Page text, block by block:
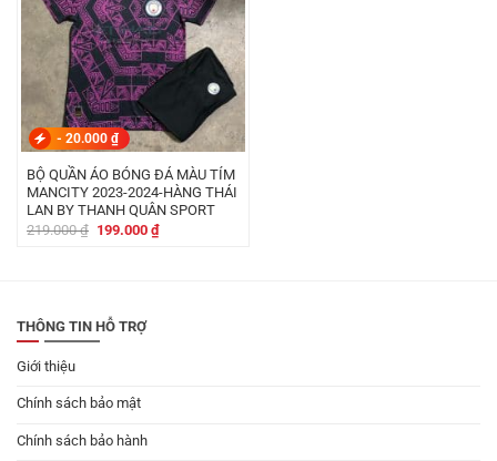
- 20.000 ₫
BỘ QUẦN ÁO BÓNG ĐÁ MÀU TÍM
MANCITY 2023-2024-HÀNG THÁI
LAN BY THANH QUÂN SPORT
219.000₫ Giá
199.000 ₫Giá
hiện
THÔNG TIN HỖ TRỢ
Giới thiệu
Chính sách bảo mật
Chính sách bảo hành